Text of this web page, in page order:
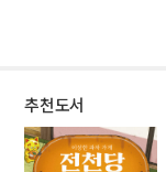
추천도서